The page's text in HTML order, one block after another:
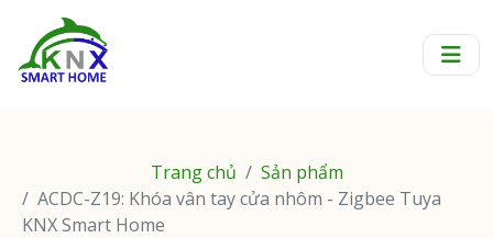
Trang chủ
Sản phẩm
ACDC-Z19: Khóa vân tay cửa nhôm - Zigbee Tuya
KNX Smart Home